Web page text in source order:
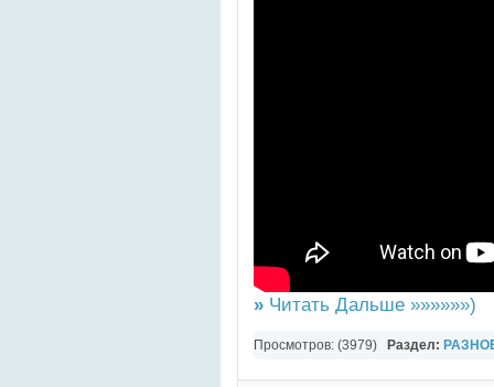
» Читать Дальше »»»»»»)
Просмотров: (3979) Раздел: